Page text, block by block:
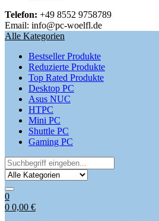
Telefon: +49 8552 9758789
Email: info@pc-woelfl.de
Alle Kategorien
Bestseller Produkte
Reduzierte Produkte
Top Rated Produkte
Desktop PC
Asus NUC
HTPC
Mini PC
Shuttle PC
Gaming PC
Search
for:
0
0 0,00 €